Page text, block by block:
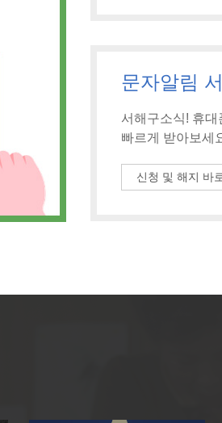
문자알림
서해구소식! 휴대
빠르게 받아보세
신청 및 해지 바